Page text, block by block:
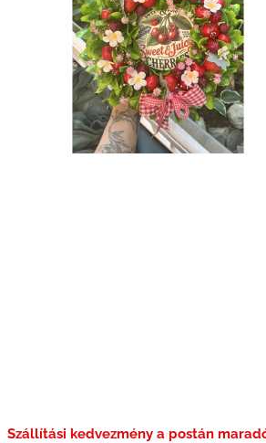
Szállítási kedvezmény a postán